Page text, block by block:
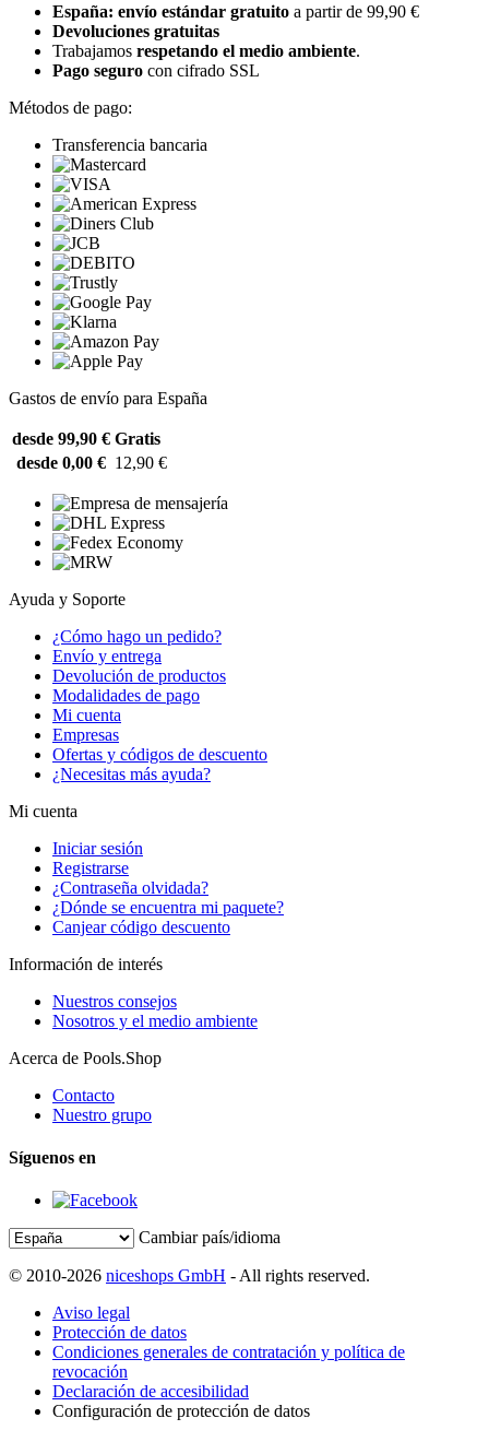
España: envío estándar gratuito a partir de 99,90 €
Devoluciones gratuitas
Trabajamos respetando el medio ambiente.
Pago seguro con cifrado SSL
Métodos de pago:
Transferencia bancaria
Gastos de envío para España
desde 99,90 € Gratis
desde 0,00 € 12,90 €
Ayuda y Soporte
¿Cómo hago un pedido?
Envío y entrega
Devolución de productos
Modalidades de pago
Mi cuenta
Empresas
Ofertas y códigos de descuento
¿Necesitas más ayuda?
Mi cuenta
Iniciar sesión
Registrarse
¿Contraseña olvidada?
¿Dónde se encuentra mi paquete?
Canjear código descuento
Información de interés
Nuestros consejos
Nosotros y el medio ambiente
Acerca de Pools.Shop
Contacto
Nuestro grupo
Síguenos en
Cambiar país/idioma
© 2010-2026 niceshops GmbH - All rights reserved.
Aviso legal
Protección de datos
Condiciones generales de contratación y política de
revocación
Declaración de accesibilidad
Configuración de protección de datos